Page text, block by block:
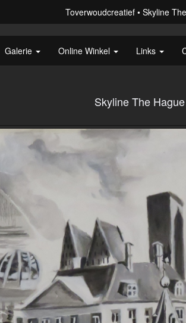
Toverwoudcreatief Skyline
Galerie Online Winkel Links
Skyline The Hague